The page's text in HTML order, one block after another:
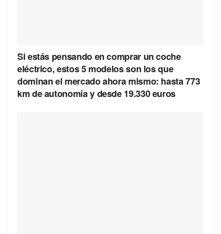
Si estás pensando en comprar un coche
eléctrico, estos 5 modelos son los que
dominan el mercado ahora mismo: hasta 773
km de autonomía y desde 19.330 euros